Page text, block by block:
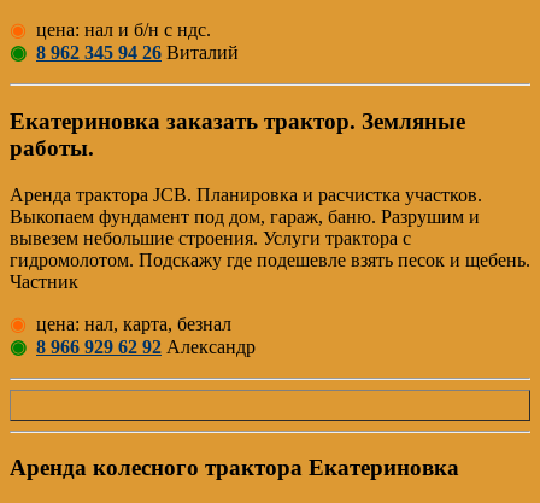
◉ цена: нал и б/н с ндс.
◉ 8 962 345 94 26 Виталий
Екатериновка заказать трактор. Земляные
работы.
Аренда трактора JCB. Планировка и расчистка участков.
Выкопаем фундамент под дом, гараж, баню. Разрушим и
вывезем небольшие строения. Услуги трактора с
гидромолотом. Подскажу где подешевле взять песок и щебень.
Частник
◉ цена: нал, карта, безнал
◉ 8 966 929 62 92 Александр
Аренда колесного трактора Екатериновка